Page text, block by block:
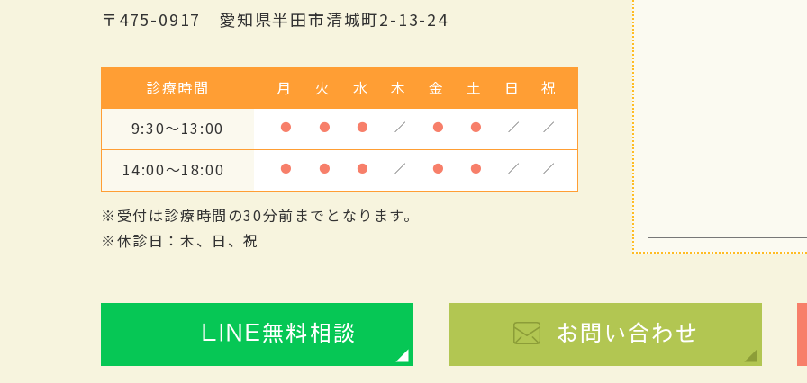
〒475-0917 愛知県半田市清城町2-13-24
診療時間 月 火 水 木 金 土 日
祝
9:30～13:00
● ● ● ／ ● ● ／ ／
14:00～18:00 ● ● ● ／ ● ● ／ ／
※受付は診療時間の30分前までとなります。
※休診日：木、日、祝
LINE無料相談 お問い合わせ